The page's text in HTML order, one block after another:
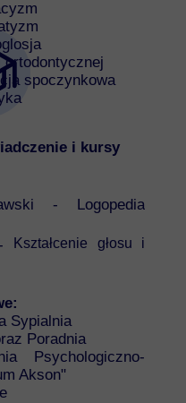
spoczynkowa
- Logopedia
Kształcenie głosu i
Sypialnia
Poradnia
Psychologiczno-
Akson"
i kursy